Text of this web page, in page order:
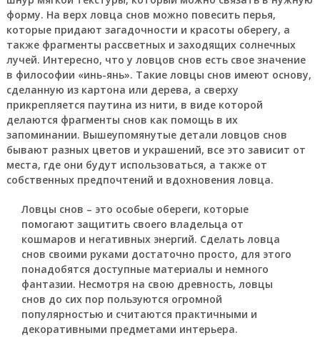
форму. На верх ловца снов можно повесить перья,
которые придают загадочности и красоты оберегу, а
также фрагменты рассветных и заходящих солнечных
лучей. Интересно, что у ловцов снов есть свое значение
в философии «инь-янь». Такие ловцы снов имеют основу,
сделанную из картона или дерева, а сверху
прикрепляется паутина из нити, в виде которой
делаются фрагменты снов как помощь в их
запоминании. Вышеупомянутые детали ловцов снов
бывают разных цветов и украшений, все это зависит от
места, где они будут использоваться, а также от
собственных предпочтений и вдохновения ловца.
Ловцы снов – это особые обереги, которые
помогают защитить своего владельца от
кошмаров и негативных энергий. Сделать ловца
снов своими руками достаточно просто, для этого
понадобятся доступные материалы и немного
фантазии. Несмотря на свою древность, ловцы
снов до сих пор пользуются огромной
популярностью и считаются практичными и
декоративными предметами интерьера.